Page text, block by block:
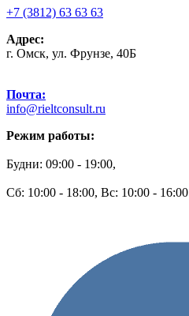
+7 (3812) 63 63 63
Адрес:
г. Омск, ул. Фрунзе, 40Б
Почта:
info@rieltconsult.ru
Режим работы:
Будни: 09:00 - 19:00,
Сб: 10:00 - 18:00, Вс: 10:00 - 16:00